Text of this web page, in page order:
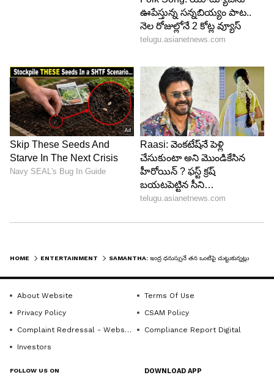
తాజాగా సమంత వివిధ కాస్ట్యూమ్స్ లో ఉన్న ఫొటోస్ సోషల్
మీడియాలో వైరల్ అవుతున్నాయి. శారీ, చుడిదార్, ట్రెండీ
అవుట్ ఫిట్స్ లో సమంత కిక్కిచ్చే ఫోజులు ఇస్తోంది.
సమంత కళ్ళు చెదిరే విధంగా కలర్ ఫుల్ డ్రెస్
లలో మత్తెక్కించే విధంగా ఫోజులు ఇస్తోంది.
6
8
HOME ENTERTAINMENT
About Website
Terms Of Use
Privacy Policy
CSAM Policy
Complaint Redressal - Website
Compliance Report Digital
Investors
FOLLOW US ON DOWNLOAD APP